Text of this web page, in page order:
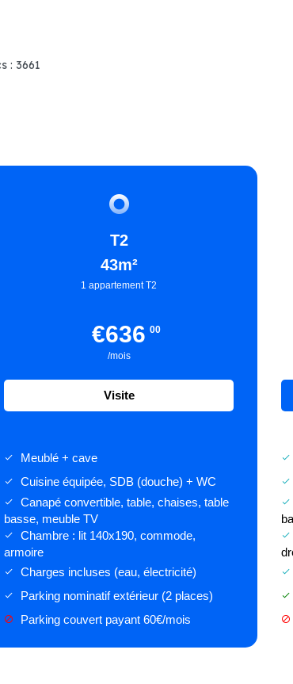
: 3661
T2
43m²
1 appartement T2
€636 00
/mois
Visite
done Meublé + cave done
done Cuisine équipée, SDB (douche) + WC done
done
Canapé convertible, table, chaises, table
basse, meuble TV
done
done
Chambre : lit 140x190, commode,
armoire
done
done Charges incluses (eau, électricité) done
done Parking nominatif extérieur (2 places) done
block Parking couvert payant 60€/mois block